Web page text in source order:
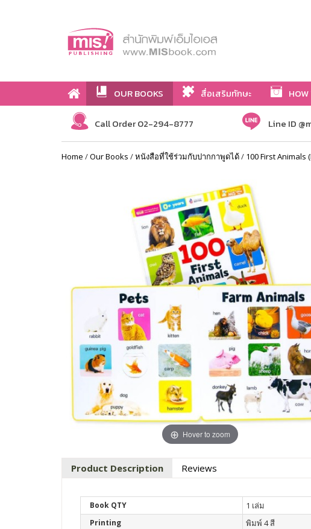
OUR BOOKS สื่อเสริมทักษะ
Call Order 02-294-8777 Line ID
Home /Our Books /หนังสือที่ใช้ร่วมกับปากกาพูดได้/ 100 First Animals
Hover to zoom
Product Description Reviews
Book QTY 1 เล่ม
Printing พิมพ์ 4 สี